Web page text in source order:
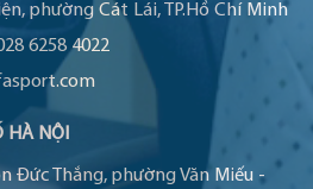
phường Cát Lái, TP.Hồ Chí Minh
6258 4022
HÀ NỘI
Đức Thắng, phường Văn Miếu -